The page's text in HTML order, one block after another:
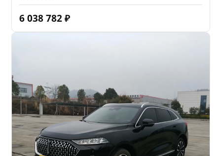
6 038 782 ₽